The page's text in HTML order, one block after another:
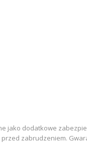
jako dodatkowe
zabrudzeniem.